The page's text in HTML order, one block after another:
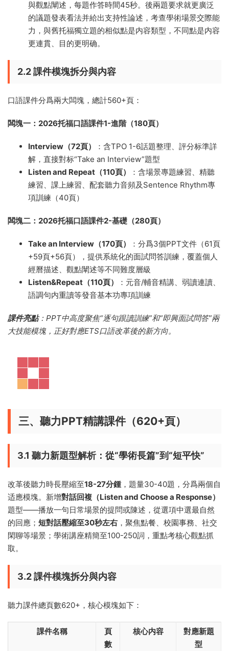
與觀點闡述，每題作答時間45秒。後兩題要求就更廣泛
的議題發表看法并給出支持性論述，考查學術場景交際能
力，與舊托福獨立題的相似點是内容類型，不同點是内容
更連貫、目的更明确。
2.2 課件模塊拆分與内容
口語課件分爲兩大闆塊，總計560+頁：
闆塊一：2026托福口語課件1-進階（180頁）
Interview（72頁）
：含TPO 1-6話題整理、評分标準詳
解，直接對标“Take an Interview”題型
Listen and Repeat（110頁）
：含場景專題練習、精聽
練習、課上練習、配套聽力音頻及Sentence Rhythm專
項訓練（40頁）
闆塊二：2026托福口語課件2-基礎（280頁）
Take an Interview（170頁）
：分爲3個PPT文件（61頁
+59頁+56頁），提供系統化的面試問答訓練，覆蓋個人
經曆描述、觀點闡述等不同難度層級
Listen&Repeat（110頁）
：元音/輔音精講、弱讀連讀、
語調句内重讀等發音基本功專項訓練
課件亮點：PPT中高度聚焦“逐句跟讀訓練”和“即興面試問答”兩
大技能模塊，正好對應ETS口語改革後的新方向。
三、聽力PPT精講課件（620+頁）
3.1 聽力新題型解析：從“學術長篇”到“短平快”
改革後聽力時長壓縮至18-27分鍾 ，題量30-40題，分爲兩個自
适應模塊。新增對話回複（Listen and Choose a Response）
題型——播放一句日常場景的提問或陳述，從選項中選最自然
的回應； 短對話壓縮至30秒左右 ，聚焦點餐、校園事務、社交
閑聊等場景；學術講座精簡至100-250詞，重點考核心觀點抓
取。
3.2 課件模塊拆分與内容
聽力課件總頁數620+，核心模塊如下：
課件名稱
頁
數
核心内容
對應新題
型